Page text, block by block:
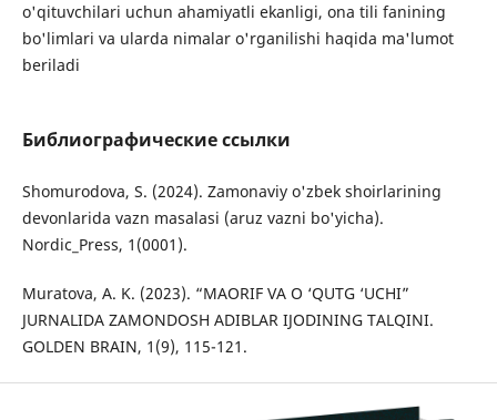
o'qituvchilari uchun ahamiyatli ekanligi, ona tili fanining
bo'limlari va ularda nimalar o'rganilishi haqida ma'lumot
beriladi
Библиографические ссылки
Shomurodova, S. (2024). Zamonaviy o'zbek shoirlarining
devonlarida vazn masalasi (aruz vazni bo'yicha).
Nordic_Press, 1(0001).
Muratova, A. K. (2023). “MAORIF VA O ‘QUTG ‘UCHI”
JURNALIDA ZAMONDOSH ADIBLAR IJODINING TALQINI.
GOLDEN BRAIN, 1(9), 115-121.